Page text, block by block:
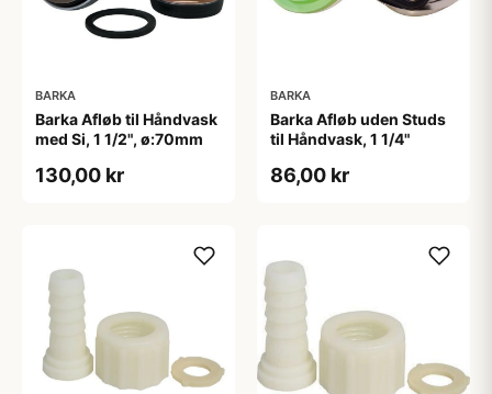
BARKA
Barka Afløb til Håndvask
med Si, 1 1/2", ø:70mm
130,00 kr
BARKA
Barka Afløb uden Studs
til Håndvask, 1 1/4"
86,00 kr